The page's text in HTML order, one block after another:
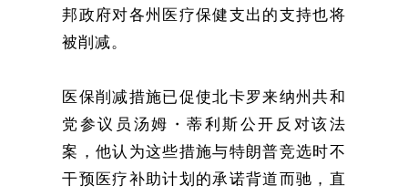
邦政府对各州医疗保健支出的支持也将
被削减。
医保削减措施已促使北卡罗来纳州共和
党参议员汤姆・蒂利斯公开反对该法
案，他认为这些措施与特朗普竞选时不
干预医疗补助计划的承诺背道而驰，直